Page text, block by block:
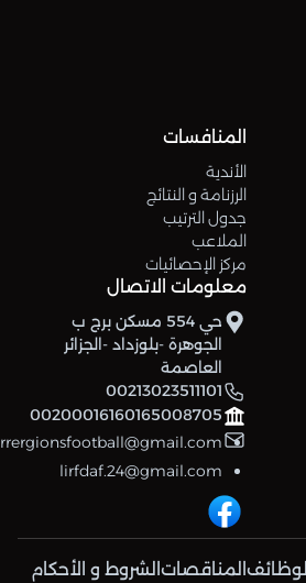
المنافسات
الأندية
الرزنامة و النتائج
جدول الترتيب
الملاعب
مركز الإحصائيات
معلومات الاتصال
حي 554 مسكن برج ب
الجوهرة -بلوزداد -الجزائر
العاصمة
00213023511101
00200016160165008705
lirfdaf.24@gmail.com
الوظائف المناقصات الشروط و الأحكام